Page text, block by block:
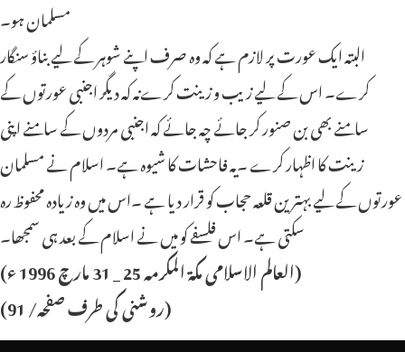
مسلمان ہو۔
البتہ ایک عورت پر لازم ہے کہ وہ صرف اپنے شوہر کے لیے بناؤ سنگار
کرے۔ اس کے لیے زیب و زینت کرےنہ کہ دیگر اجنبی عورتوں کے
سامنے بھی بن صنور کر جائے چہ جائے کہ اجنبی مردوں کے سامنے اپنی
زینت کا اظہار کرے ۔یہ فاحشات کا شیوہ ہے۔ اسلام نے مسلمان
عورتوں کے لیے بہترین قلعہ حجاب کو قرار دیا ہے ۔اس میں وہ زیادہ محفوظ رہ
سکتی ہے۔ اس فلسفے کو میں نے اسلام کے بعد ہی سمجھا۔
(العالم الاسلامی مکۃ المکرمہ 25 _ 31 مارچ 1996 ء)
(روشنی کی طرف صفحہ/ 91)